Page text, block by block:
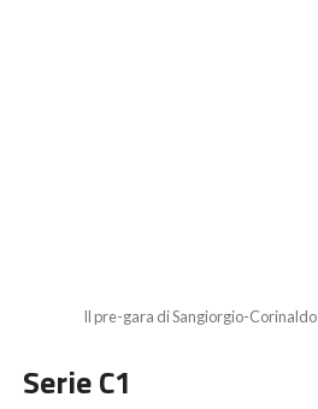
Il pre-gara di Sangiorgio-Corinaldo
Serie C1